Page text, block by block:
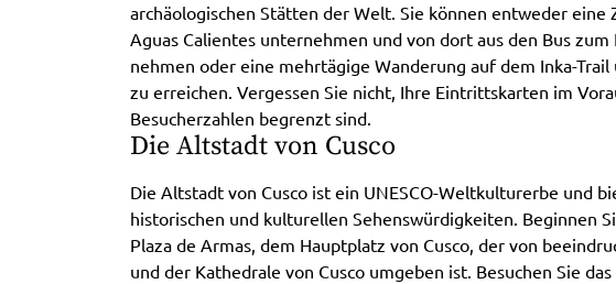
archäologischen Stätten der Welt. Sie können entweder eine
Aguas Calientes unternehmen und von dort aus den Bus zum
nehmen oder eine mehrtägige Wanderung auf dem Inka-
zu erreichen. Vergessen Sie nicht, Ihre Eintrittskarten im
Besucherzahlen begrenzt sind.
Die Altstadt von Cusco
Die Altstadt von Cusco ist ein UNESCO-Weltkulturerbe und
historischen und kulturellen Sehenswürdigkeiten. Beginnen
Plaza de Armas, dem Hauptplatz von Cusco, der von
und der Kathedrale von Cusco umgeben ist. Besuchen Sie